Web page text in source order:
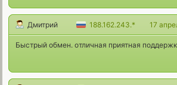
Дмитрий 188.162.243.* 17
Быстрый обмен. отличная приятная